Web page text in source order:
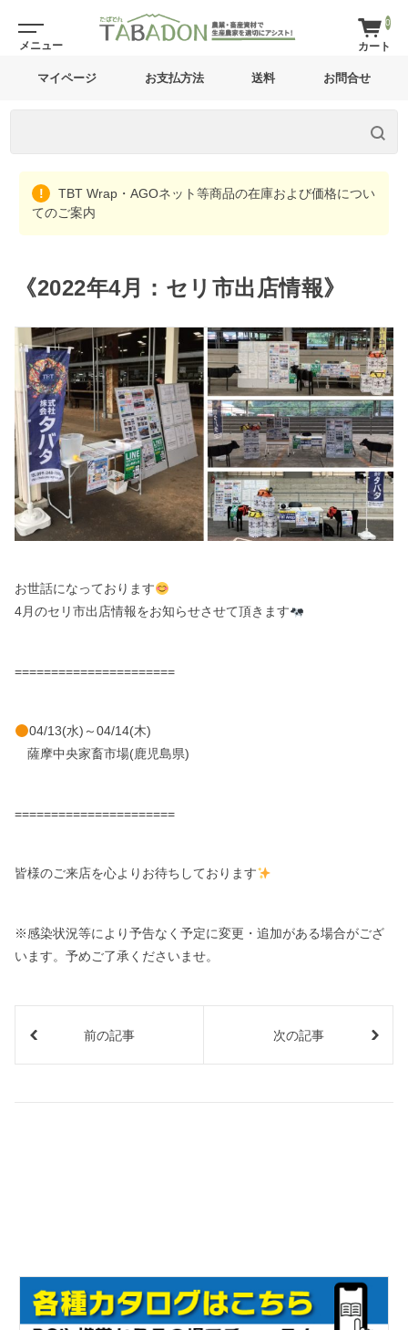
0
マイページ お支払方法 送料 お問合せ
TBT Wrap・AGOネット等商品の在庫および価格につい
てのご案内
《2022年4月：セリ市出店情報》
お世話になっております
4月のセリ市出店情報をお知らせさせて頂きます
======================
04/13(水)～04/14(木)
薩摩中央家畜市場(鹿児島県)
======================
皆様のご来店を心よりお待ちしております
※感染状況等により予告なく予定に変更・追加がある場合がござ
います。予めご了承くださいませ。
前の記事 次の記事